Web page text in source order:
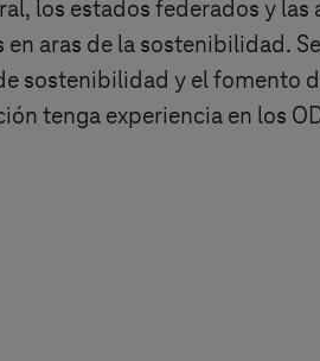
los estados federados y las
aras de la sostenibilidad.
sostenibilidad y el fomento
tenga experiencia en los